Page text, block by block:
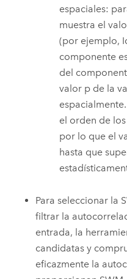
espaciales:
muestra el
(por ejemplo,
componente
del
valor p de la
el orden de
por lo que el
hasta que
Para seleccionar la
filtrar la
entrada, la
candidatas y
eficazmente la